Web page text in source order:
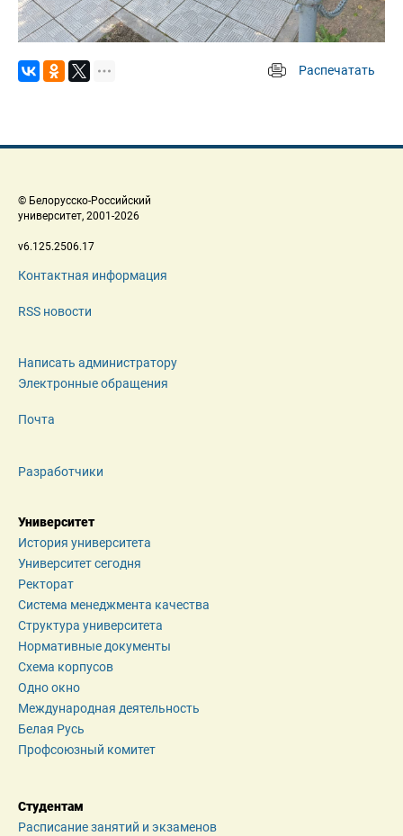
Распечатать
© Белорусско-Российский
университет, 2001-2026
v6.125.2506.17
Контактная информация
RSS новости
Написать администратору
Электронные обращения
Почта
Разработчики
Университет
История университета
Университет сегодня
Ректорат
Система менеджмента качества
Структура университета
Нормативные документы
Схема корпусов
Одно окно
Международная деятельность
Белая Русь
Профсоюзный комитет
Студентам
Расписание занятий и экзаменов